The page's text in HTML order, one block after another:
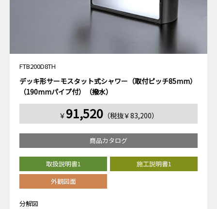
FTB200D8TH
デッキ形サーモスタット式シャワー（取付ピッチ85mm）
（190mmパイプ付）（撥水）
￥ 91,520（税抜￥83,200）
商品カタログ
取扱説明書1
施工説明書1
外観図面
分解図